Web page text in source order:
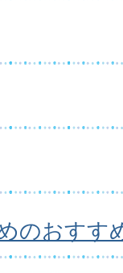
のおすす